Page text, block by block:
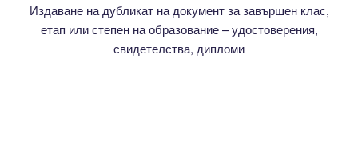
Издаване на дубликат на документ за завършен клас,
етап или степен на образование – удостоверения,
свидетелства, дипломи